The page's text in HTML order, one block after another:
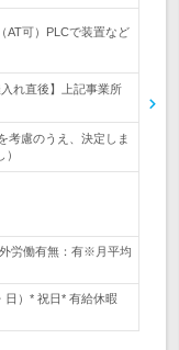
AT可）PLCで装置など
れ直後】上記事業所
考慮のうえ、決定しま
労働有無：有※月平均
日）* 祝日* 有給休暇